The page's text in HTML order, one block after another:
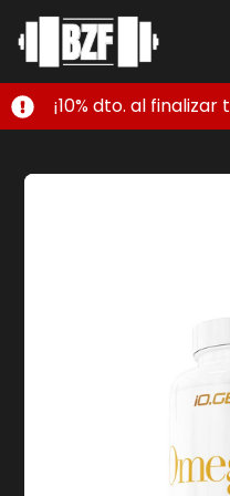
¡10% dto. al